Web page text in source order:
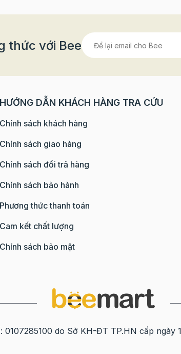
thức với Bee
HƯỚNG DẪN KHÁCH HÀNG TRA CỨU
Chính sách khách hàng
Chính sách giao hàng
Chính sách đổi trả hàng
Chính sách bảo hành
Phương thức thanh toán
Cam kết chất lượng
Chính sách bảo mật
0107285100 do Sở KH-ĐT TP.HN cấp